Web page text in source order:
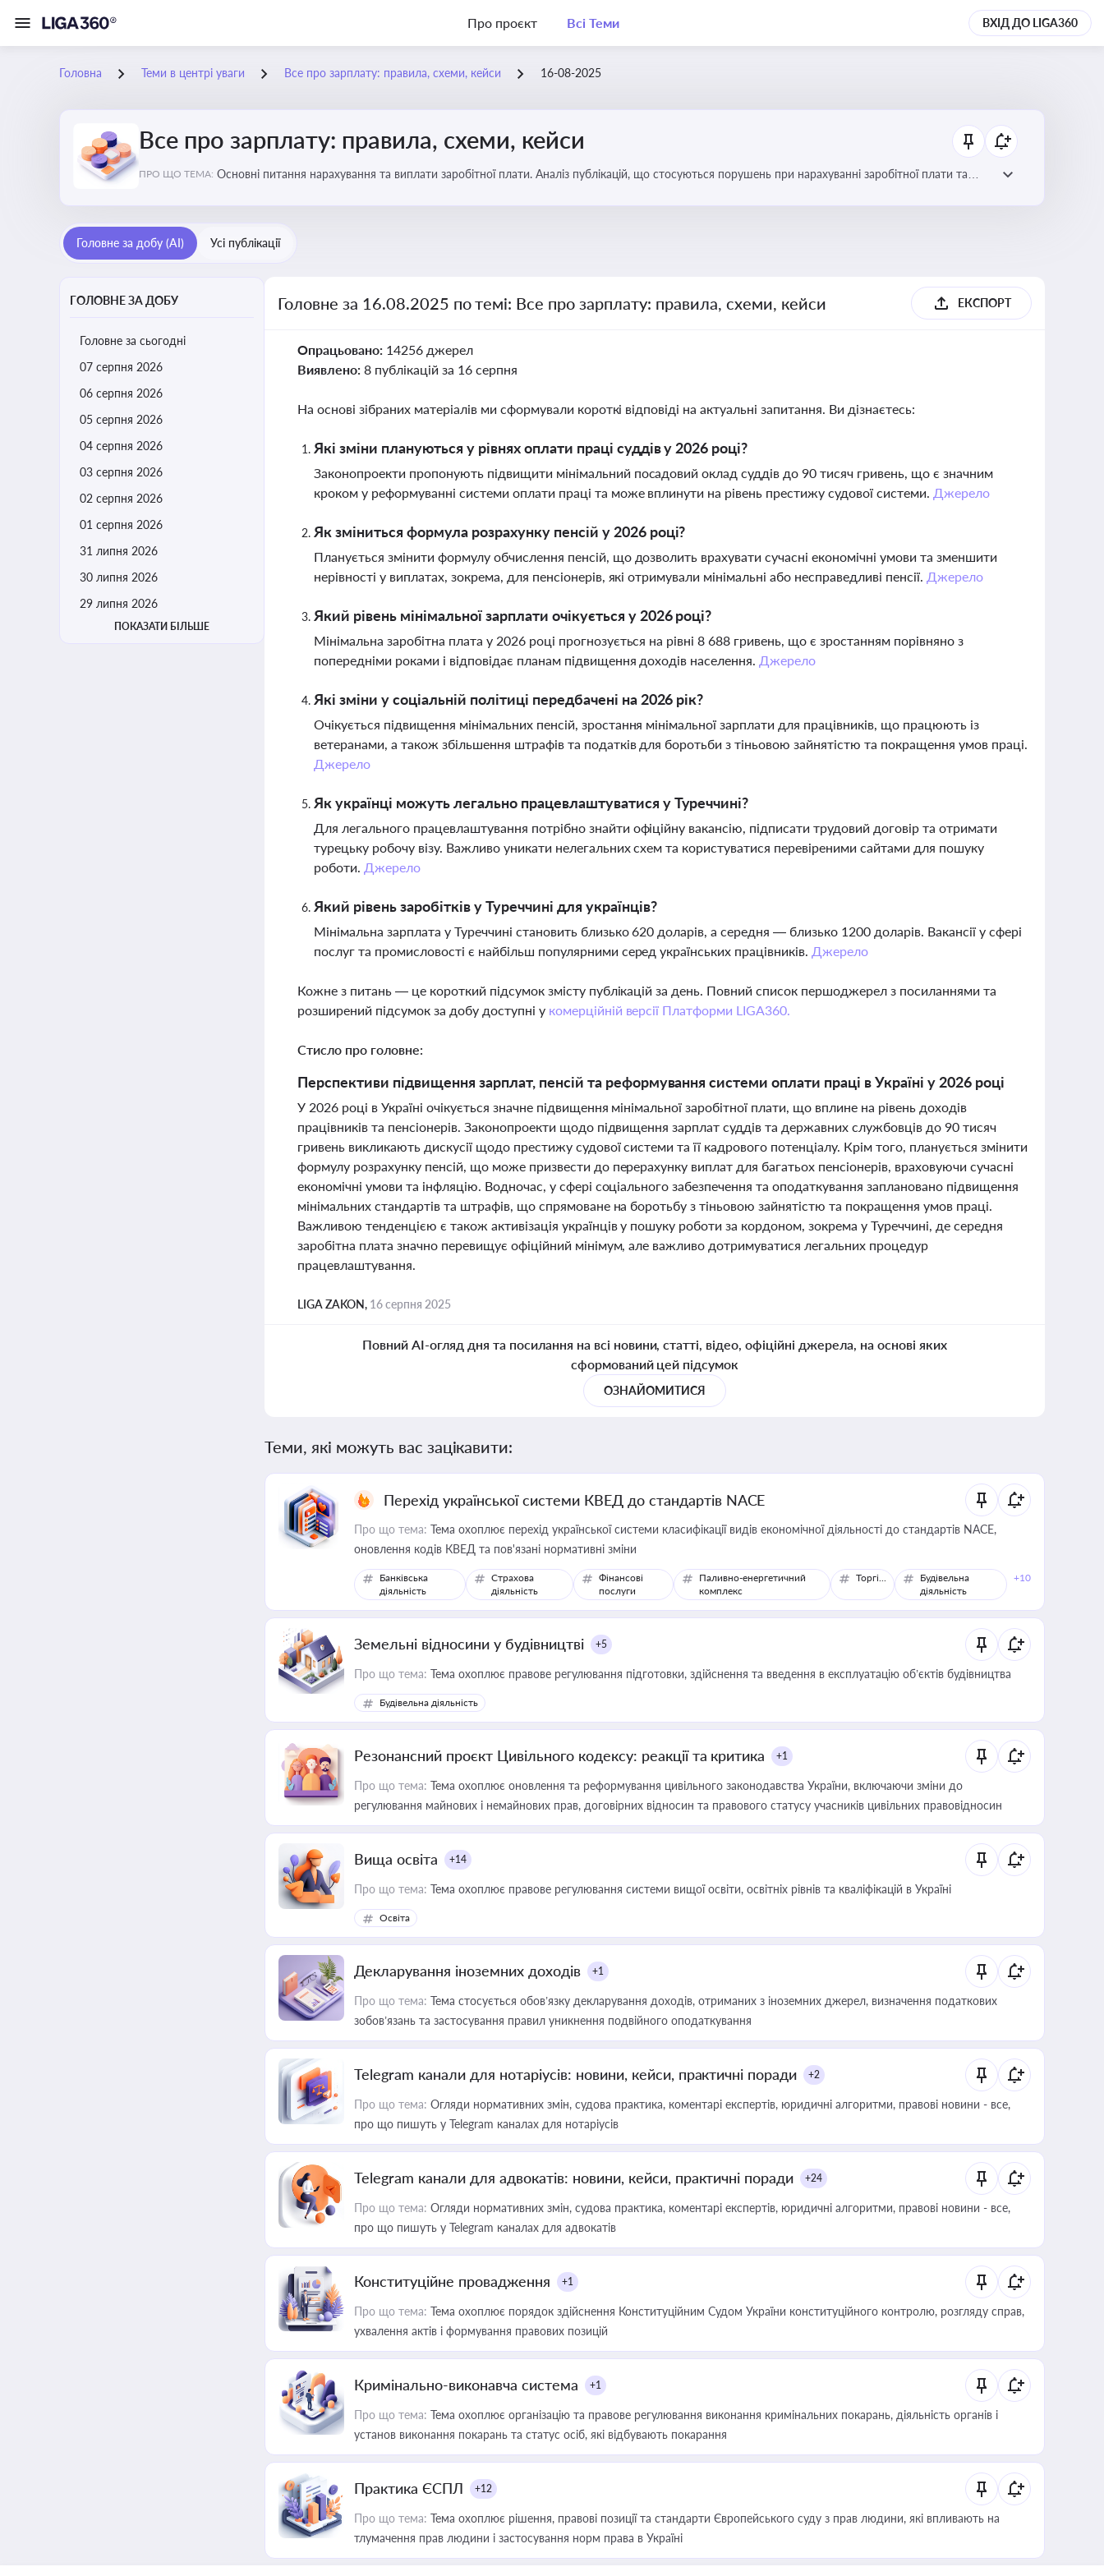
Про проєкт Всі Теми ВХІД ДО LIGA360
Головна Теми в центрі уваги Все про зарплату: правила, схеми, кейси 16-08-2025
Все про зарплату: правила, схеми, кейси
ПРО ЩО ТЕМА: Основні питання нарахування та виплати заробітної плати. Аналіз публікацій, що стосуються порушень при нарахуванні заробітної плати та
Головне за добу (AI) Усі публікації
ГОЛОВНЕ ЗА ДОБУ
Головне за сьогодні
07 серпня 2026
06 серпня 2026
05 серпня 2026
04 серпня 2026
03 серпня 2026
02 серпня 2026
01 серпня 2026
31 липня 2026
30 липня 2026
29 липня 2026
ПОКАЗАТИ БІЛЬШЕ
Головне за 16.08.2025 по темі: Все про зарплату: правила, схеми, кейси ЕКСПОРТ
Опрацьовано: 14256 джерел
Виявлено: 8 публікацій за 16 серпня
На основі зібраних матеріалів ми сформували короткі відповіді на актуальні запитання. Ви дізнаєтесь:
Які зміни плануються у рівнях оплати праці суддів у 2026 році?
Законопроекти пропонують підвищити мінімальний посадовий оклад суддів до 90 тисяч гривень, що є значним
кроком у реформуванні системи оплати праці та може вплинути на рівень престижу судової системи. Джерело
Як зміниться формула розрахунку пенсій у 2026 році?
Планується змінити формулу обчислення пенсій, що дозволить врахувати сучасні економічні умови та зменшити
нерівності у виплатах, зокрема, для пенсіонерів, які отримували мінімальні або несправедливі пенсії. Джерело
Який рівень мінімальної зарплати очікується у 2026 році?
Мінімальна заробітна плата у 2026 році прогнозується на рівні 8 688 гривень, що є зростанням порівняно з
попередніми роками і відповідає планам підвищення доходів населення. Джерело
Які зміни у соціальній політиці передбачені на 2026 рік?
Очікується підвищення мінімальних пенсій, зростання мінімальної зарплати для працівників, що працюють із
ветеранами, а також збільшення штрафів та податків для боротьби з тіньовою зайнятістю та покращення умов праці.
Джерело
Як українці можуть легально працевлаштуватися у Туреччині?
Для легального працевлаштування потрібно знайти офіційну вакансію, підписати трудовий договір та отримати
турецьку робочу візу. Важливо уникати нелегальних схем та користуватися перевіреними сайтами для пошуку
роботи. Джерело
Який рівень заробітків у Туреччині для українців?
Мінімальна зарплата у Туреччині становить близько 620 доларів, а середня — близько 1200 доларів. Вакансії у сфері
послуг та промисловості є найбільш популярними серед українських працівників. Джерело
Кожне з питань — це короткий підсумок змісту публікацій за день. Повний список першоджерел з посиланнями та
розширений підсумок за добу доступні у комерційній версії Платформи LIGA360.
Стисло про головне:
Перспективи підвищення зарплат, пенсій та реформування системи оплати праці в Україні у 2026 році
У 2026 році в Україні очікується значне підвищення мінімальної заробітної плати, що вплине на рівень доходів
працівників та пенсіонерів. Законопроекти щодо підвищення зарплат суддів та державних службовців до 90 тисяч
гривень викликають дискусії щодо престижу судової системи та її кадрового потенціалу. Крім того, планується змінити
формулу розрахунку пенсій, що може призвести до перерахунку виплат для багатьох пенсіонерів, враховуючи сучасні
економічні умови та інфляцію. Водночас, у сфері соціального забезпечення та оподаткування заплановано підвищення
мінімальних стандартів та штрафів, що спрямоване на боротьбу з тіньовою зайнятістю та покращення умов праці.
Важливою тенденцією є також активізація українців у пошуку роботи за кордоном, зокрема у Туреччині, де середня
заробітна плата значно перевищує офіційний мінімум, але важливо дотримуватися легальних процедур
працевлаштування.
LIGA ZAKON, 16 серпня 2025
Повний AI-огляд дня та посилання на всі новини, статті, відео, офіційні джерела, на основі яких
сформований цей підсумок
ОЗНАЙОМИТИСЯ
Теми, які можуть вас зацікавити:
Перехід української системи КВЕД до стандартів NACE
Про що тема: Тема охоплює перехід української системи класифікації видів економічної діяльності до стандартів NACE,
оновлення кодів КВЕД та пов'язані нормативні зміни
Банківська
діяльність
Страхова
діяльність
Фінансові
послуги
Паливно-енергетичний
комплекс
Торгівля
Будівельна
діяльність
+10
Земельні відносини у будівництві +5
Про що тема: Тема охоплює правове регулювання підготовки, здійснення та введення в експлуатацію об’єктів будівництва
Будівельна діяльність
Резонансний проєкт Цивільного кодексу: реакції та критика +1
Про що тема: Тема охоплює оновлення та реформування цивільного законодавства України, включаючи зміни до
регулювання майнових і немайнових прав, договірних відносин та правового статусу учасників цивільних правовідносин
Вища освіта +14
Про що тема: Тема охоплює правове регулювання системи вищої освіти, освітніх рівнів та кваліфікацій в Україні
Освіта
Декларування іноземних доходів +1
Про що тема: Тема стосується обов’язку декларування доходів, отриманих з іноземних джерел, визначення податкових
зобов’язань та застосування правил уникнення подвійного оподаткування
Telegram канали для нотаріусів: новини, кейси, практичні поради +2
Про що тема: Огляди нормативних змін, судова практика, коментарі експертів, юридичні алгоритми, правові новини - все,
про що пишуть у Telegram каналах для нотаріусів
Telegram канали для адвокатів: новини, кейси, практичні поради +24
Про що тема: Огляди нормативних змін, судова практика, коментарі експертів, юридичні алгоритми, правові новини - все,
про що пишуть у Telegram каналах для адвокатів
Конституційне провадження +1
Про що тема: Тема охоплює порядок здійснення Конституційним Судом України конституційного контролю, розгляду справ,
ухвалення актів і формування правових позицій
Кримінально-виконавча система +1
Про що тема: Тема охоплює організацію та правове регулювання виконання кримінальних покарань, діяльність органів і
установ виконання покарань та статус осіб, які відбувають покарання
Практика ЄСПЛ +12
Про що тема: Тема охоплює рішення, правові позиції та стандарти Європейського суду з прав людини, які впливають на
тлумачення прав людини і застосування норм права в Україні